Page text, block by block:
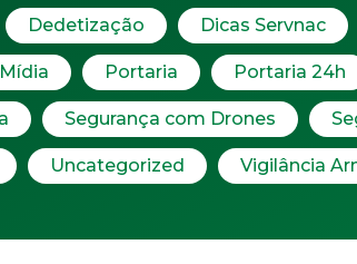
Dedetização Dicas Servnac
Portaria Portaria 24h
Segurança com Drones
Uncategorized Vigilância